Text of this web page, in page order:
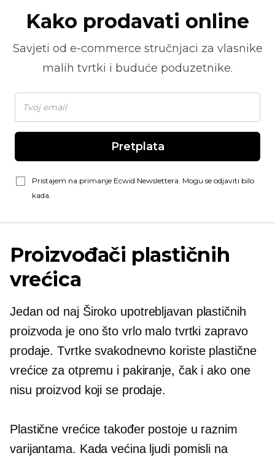
Kako prodavati online
Savjeti od e-commerce stručnjaci za vlasnike
malih tvrtki i buduće poduzetnike.
Pretplata
Pristajem na primanje Ecwid Newslettera. Mogu se odjaviti bilo
kada.
Proizvođači plastičnih
vrećica
Jedan od naj Široko upotrebljavan plastičnih
proizvoda je ono što vrlo malo tvrtki zapravo
prodaje. Tvrtke svakodnevno koriste plastične
vrećice za otpremu i pakiranje, čak i ako one
nisu proizvod koji se prodaje.
Plastične vrećice također postoje u raznim
varijantama. Kada većina ljudi pomisli na